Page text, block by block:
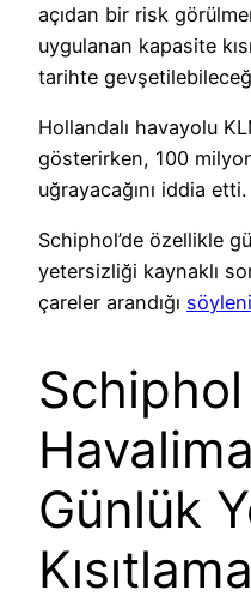
açıdan bir risk
uygulanan kapasite
tarihte
Hollandalı havayolu
gösterirken, 100
uğrayacağını iddia etti.
Schiphol’de özellikle
yetersizliği kaynaklı
çareler arandığı
Schiphol
Günlük